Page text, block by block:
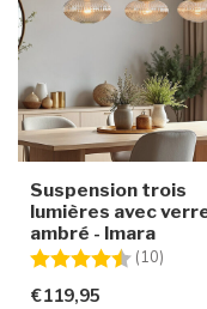
Suspension trois
lumières avec
ambré - Imara
Note:
(10)
€119,95